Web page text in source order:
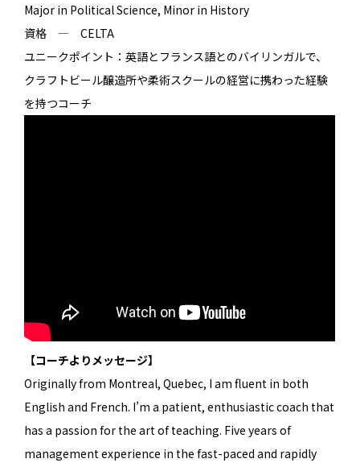
Major in Political Science, Minor in History
資格 ― CELTA
ユニークポイント：英語とフランス語とのバイリンガルで、
クラフトビール醸造所や柔術スクールの経営に携わった経験
を持つコーチ
【コーチよりメッセージ】
Originally from Montreal, Quebec, I am fluent in both
English and French. I’m a patient, enthusiastic coach that
has a passion for the art of teaching. Five years of
management experience in the fast-paced and rapidly